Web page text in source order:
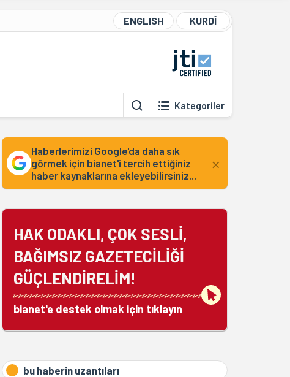
ENGLISH KURDÎ
Kategoriler
Haberlerimizi Google'da daha sık
görmek için bianet'i tercih ettiğiniz
haber kaynaklarına ekleyebilirsiniz...
×
HAK ODAKLI, ÇOK SESLİ,
BAĞIMSIZ GAZETECİLİĞİ
GÜÇLENDİRELİM!
bianet'e destek olmak için tıklayın
bu haberin uzantıları